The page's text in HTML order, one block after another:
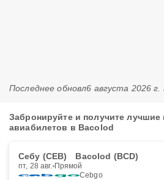
Последнее обновл6 августа 2026 г.
Забронируйте и получите лучшие
авиабилетов в Bacolod
Себу (CEB) Bacolod (BCD)
пт, 28 авг. Прямой
Cebgo